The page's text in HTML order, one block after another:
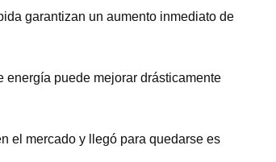
garantizan un aumento inmediato de
energía puede mejorar drásticamente
el mercado y llegó para quedarse es